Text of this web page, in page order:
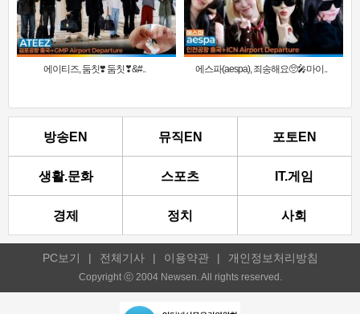
에이티즈, 둠칫❣️ 둠칫❣&#.. 에스파(aespa), 죄송해요🥺🎤마이..
방송EN 뮤직EN 포토EN
생활.문화 스포츠 IT.게임
경제 정치 사회
PC보기 | 전체기사 | 이용약관 | 개인정보처리방침
Copyright ⓒ 2004 Newsen. All rights reserved.